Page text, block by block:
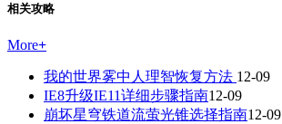
相关攻略
More+
我的世界雾中人理智恢复方法 12-09
IE8升级IE11详细步骤指南12-09
崩坏星穹铁道流萤光锥选择指南12-09